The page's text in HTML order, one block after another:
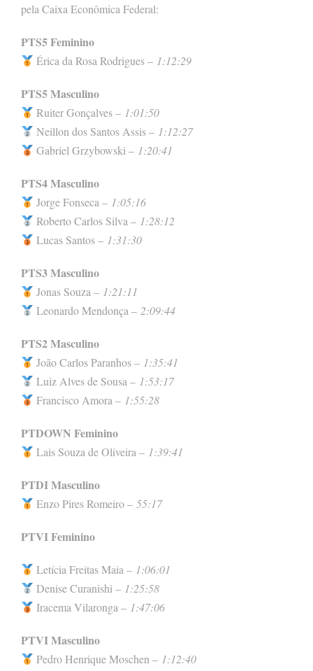
pela Caixa Econômica Federal:
PTS5 Feminino
Érica da Rosa Rodrigues – 1:12:29
PTS5 Masculino
Ruiter Gonçalves – 1:01:50
Neillon dos Santos Assis – 1:12:27
Gabriel Grzybowski – 1:20:41
PTS4 Masculino
Jorge Fonseca – 1:05:16
Roberto Carlos Silva – 1:28:12
Lucas Santos – 1:31:30
PTS3 Masculino
Jonas Souza – 1:21:11
Leonardo Mendonça – 2:09:44
PTS2 Masculino
João Carlos Paranhos – 1:35:41
Luiz Alves de Sousa – 1:53:17
Francisco Amora – 1:55:28
PTDOWN Feminino
Lais Souza de Oliveira – 1:39:41
PTDI Masculino
Enzo Pires Romeiro –55:17
PTVI Feminino
Letícia Freitas Maia – 1:06:01
Denise Curanishi – 1:25:58
Iracema Vilaronga – 1:47:06
PTVI Masculino
Pedro Henrique Moschen – 1:12:40